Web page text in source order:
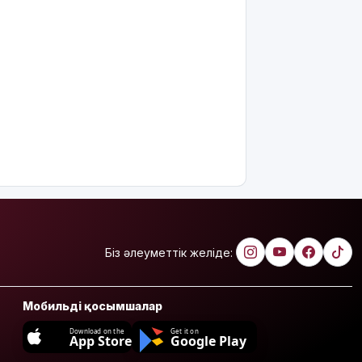
Біз әлеуметтік желіде:
Мобильді қосымшалар
Download on the
App Store
Get it on
Google Play